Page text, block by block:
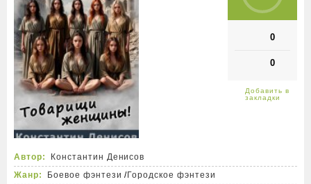
0
0
Автор:
Константин Денисов
Жанр:
Боевое фэнтези /Городское фэнтези